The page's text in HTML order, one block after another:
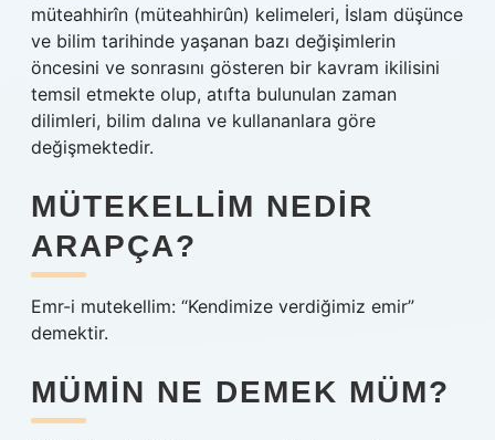
müteahhirîn (müteahhirûn) kelimeleri, İslam düşünce
ve bilim tarihinde yaşanan bazı değişimlerin
öncesini ve sonrasını gösteren bir kavram ikilisini
temsil etmekte olup, atıfta bulunulan zaman
dilimleri, bilim dalına ve kullananlara göre
değişmektedir.
MÜTEKELLIM NEDIR
ARAPÇA?
Emr-i mutekellim: “Kendimize verdiğimiz emir”
demektir.
MÜMIN NE DEMEK MÜM?